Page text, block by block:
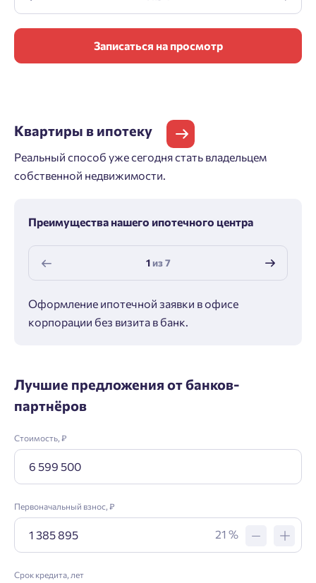
Записаться на просмотр
Квартиры в ипотеку
Реальный способ уже сегодня стать владельцем
собственной недвижимости.
Преимущества нашего ипотечного центра
1из7
Оформление ипотечной заявки в офисе
корпорации без визита в банк.
Лучшие предложения от банков-
партнёров
Стоимость, ₽
Первоначальный взнос, ₽
21 %
Срок кредита, лет